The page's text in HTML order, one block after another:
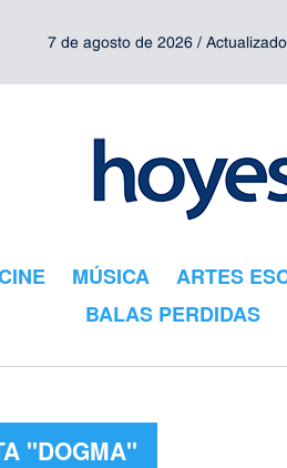
7 de agosto de 2026 /
MÚSICA ARTES
BALAS PERDIDAS
"DOGMA"